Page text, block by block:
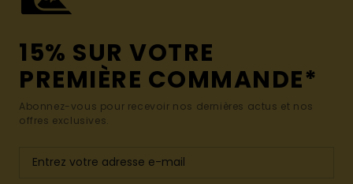
15% SUR VOTRE
PREMIÈRE COMMANDE*
Abonnez-vous pour recevoir nos dernières actus et nos
offres exclusives.